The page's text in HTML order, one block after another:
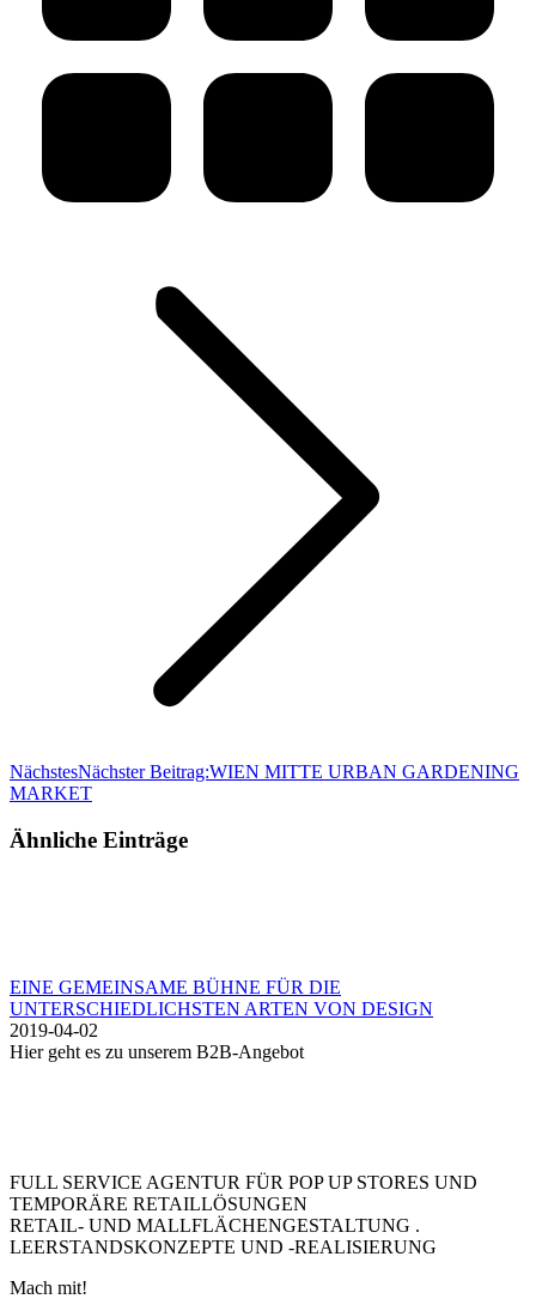
NächstesNächster Beitrag:WIEN MITTE URBAN GARDENING
MARKET
Ähnliche Einträge
EINE GEMEINSAME BÜHNE FÜR DIE
UNTERSCHIEDLICHSTEN ARTEN VON DESIGN
2019-04-02
Hier geht es zu unserem B2B-Angebot
FULL SERVICE AGENTUR FÜR POP UP STORES UND
TEMPORÄRE RETAILLÖSUNGEN
RETAIL- UND MALLFLÄCHENGESTALTUNG .
LEERSTANDSKONZEPTE UND -REALISIERUNG
Mach mit!